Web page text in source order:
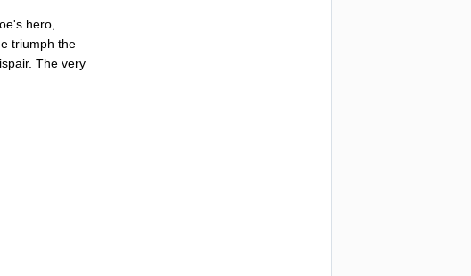
hero
triumph the
. The very